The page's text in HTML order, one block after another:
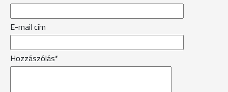
E-mail cím
Hozzászólás*